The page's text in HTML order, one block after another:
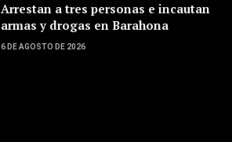
Arrestan a tres personas e incautan
armas y drogas en Barahona
6 DE AGOSTO DE 2026